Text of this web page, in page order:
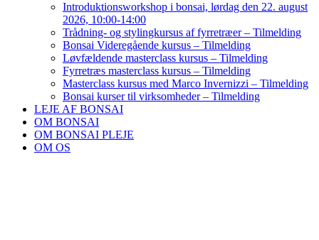
Introduktionsworkshop i bonsai, lørdag den 22. august
2026, 10:00-14:00
Trådning- og stylingkursus af fyrretræer – Tilmelding
Bonsai Videregående kursus – Tilmelding
Løvfældende masterclass kursus – Tilmelding
Fyrretræs masterclass kursus – Tilmelding
Masterclass kursus med Marco Invernizzi – Tilmelding
Bonsai kurser til virksomheder – Tilmelding
LEJE AF BONSAI
OM BONSAI
OM BONSAI PLEJE
OM OS